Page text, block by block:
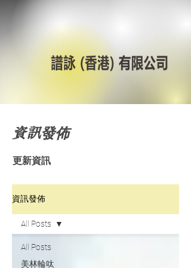
資訊發佈
更新資訊
資訊發佈
All Posts
美林輪呔
All Posts